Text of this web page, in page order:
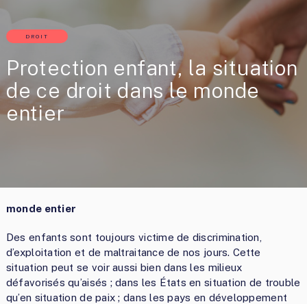
DROIT
Protection enfant, la situation
de ce droit dans le monde
entier
monde entier
Des enfants sont toujours victime de discrimination,
d’exploitation et de maltraitance de nos jours. Cette
situation peut se voir aussi bien dans les milieux
défavorisés qu’aisés ; dans les États en situation de trouble
qu’en situation de paix ; dans les pays en développement